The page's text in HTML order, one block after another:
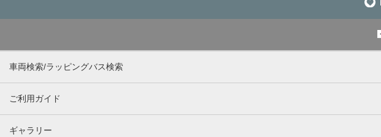
車両検索/ラッピングバス検索
ご利用ガイド
ギャラリー